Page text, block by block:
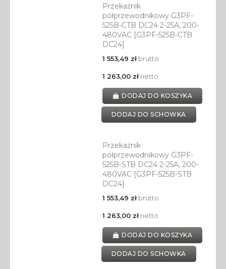
Przekaźnik
półprzewodnikowy G3PF-
525B-CTB DC24 2-25A, 200-
480VAC [G3PF-525B-CTB
DC24]
1 553,49 złbrutto
1 263,00 złnetto
DODAJ DO KOSZYKA
DODAJ DO SCHOWKA
Przekaźnik
półprzewodnikowy G3PF-
525B-STB DC24 2-25A, 200-
480VAC [G3PF-525B-STB
DC24]
1 553,49 złbrutto
1 263,00 złnetto
DODAJ DO KOSZYKA
DODAJ DO SCHOWKA